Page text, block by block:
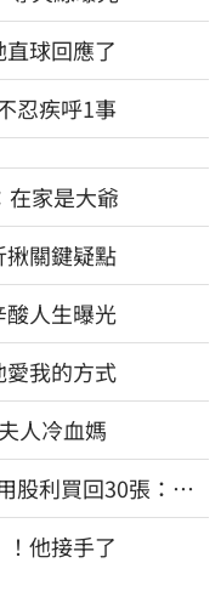
球回應了
忍疾呼1事
家是大爺
關鍵疑點
人生曝光
我的方式
人冷血媽
股利買回30張：堅
他接手了